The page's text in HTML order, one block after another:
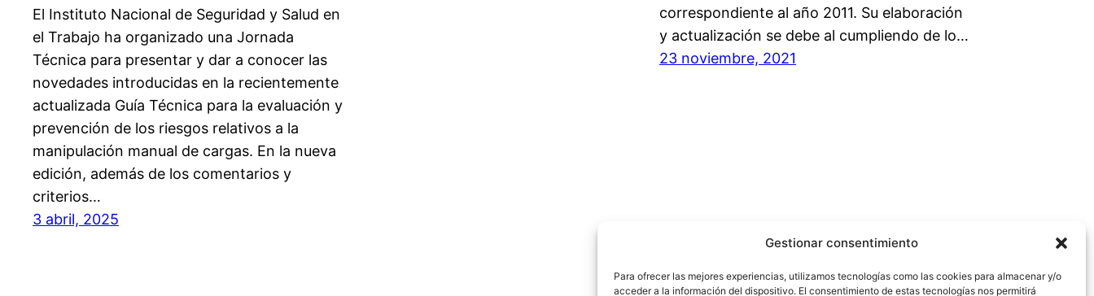
Gestionar consentimiento
Para ofrecer las mejores experiencias, utilizamos tecnologías como las cookies para almacenar y/o
acceder a la información del dispositivo. El consentimiento de estas tecnologías nos permitirá
El Instituto Nacional de Seguridad y Salud en
el Trabajo ha organizado una Jornada
Técnica para presentar y dar a conocer las
novedades introducidas en la recientemente
actualizada Guía Técnica para la evaluación y
prevención de los riesgos relativos a la
manipulación manual de cargas. En la nueva
edición, además de los comentarios y
criterios…
3 abril, 2025
correspondiente al año 2011. Su elaboración
y actualización se debe al cumpliendo de lo…
23 noviembre, 2021